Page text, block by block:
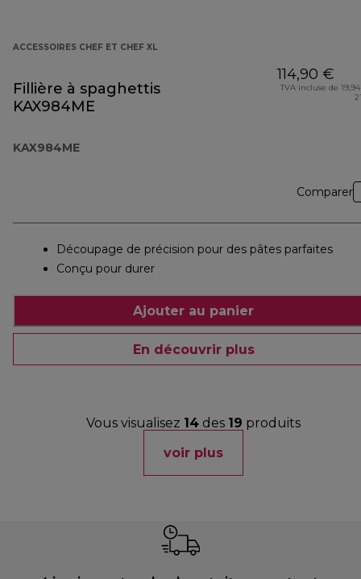
ACCESSOIRES CHEF ET CHEF XL
Fillière à spaghettis
KAX984ME
KAX984ME
114,90 €
TVA incluse de
Comparer
Découpage de précision pour des pâtes parfaites
Conçu pour durer
Ajouter au panier
En découvrir plus
Vous visualisez 14 des 19 produits
voir plus